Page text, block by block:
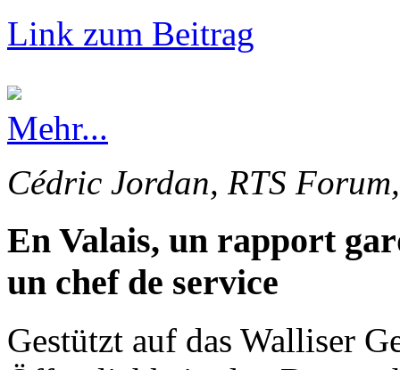
Link zum Beitrag
Mehr...
Cédric Jordan, RTS
En Valais, un rapport
un chef de service
Gestützt auf das Walliser